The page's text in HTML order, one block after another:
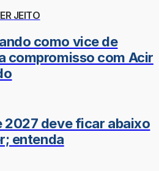
JEITO
como vice de
compromisso com Acir
2027 deve ficar abaixo
entenda